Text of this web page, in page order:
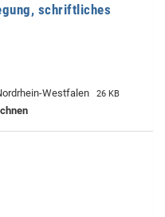
schriftliches
Westfalen 26 KB